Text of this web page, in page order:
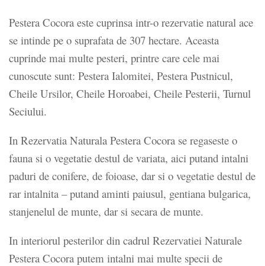
Pestera Cocora este cuprinsa intr-o rezervatie natural ace
se intinde pe o suprafata de 307 hectare. Aceasta
cuprinde mai multe pesteri, printre care cele mai
cunoscute sunt: Pestera Ialomitei, Pestera Pustnicul,
Cheile Ursilor, Cheile Horoabei, Cheile Pesterii, Turnul
Seciului.
In Rezervatia Naturala Pestera Cocora se regaseste o
fauna si o vegetatie destul de variata, aici putand intalni
paduri de conifere, de foioase, dar si o vegetatie destul de
rar intalnita – putand aminti paiusul, gentiana bulgarica,
stanjenelul de munte, dar si secara de munte.
In interiorul pesterilor din cadrul Rezervatiei Naturale
Pestera Cocora putem intalni mai multe specii de